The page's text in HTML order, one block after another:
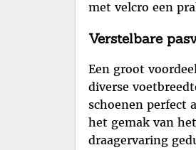
met velcro een
Verstelbare
Een groot
diverse
schoenen perfect
het gemak van
draagervaring